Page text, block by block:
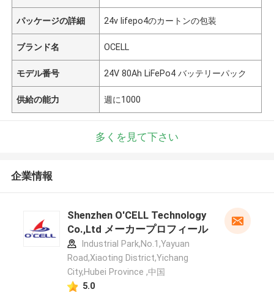
パッケージの詳細 24v lifepo4のカートンの包装
ブランド名 OCELL
モデル番号 24V 80Ah LiFePo4 バッテリーパック
供給の能力 週に1000
多くを見て下さい
企業情報
Shenzhen O'CELL Technology
Co.,Ltd メーカープロフィール
Industrial Park,No.1,Yayuan
Road,Xiaoting District,Yichang
City,Hubei Province ,中国
5.0